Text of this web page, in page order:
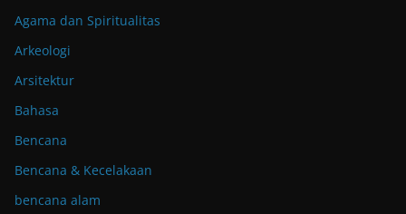
Agama dan Spiritualitas
Arkeologi
Arsitektur
Bahasa
Bencana
Bencana & Kecelakaan
bencana alam